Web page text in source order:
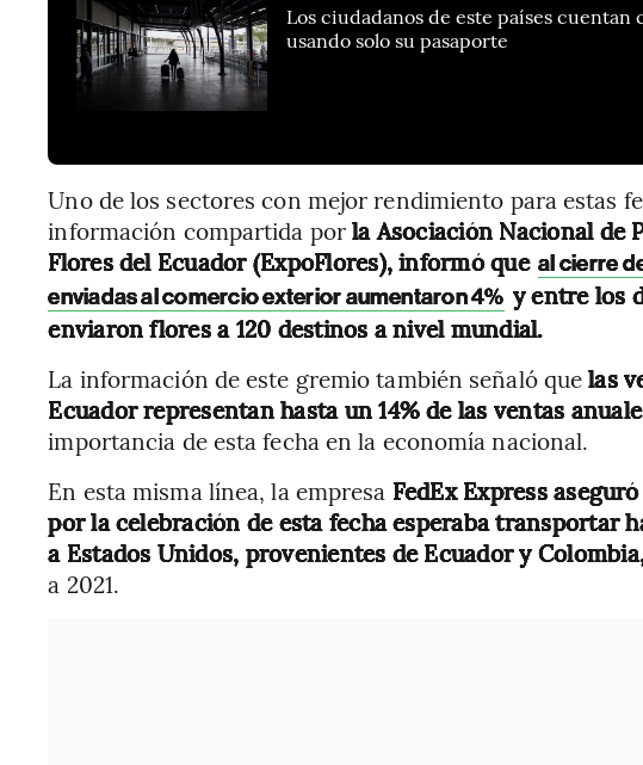
Los ciudadanos de este países cuentan
usando solo su pasaporte
Uno de los sectores con mejor rendimiento para estas
información compartida porla Asociación Nacional de
Flores del Ecuador (ExpoFlores), informó que al cierre
enviadas al comercio exterior aumentaron 4% y entre los
enviaron flores a 120 destinos a nivel mundial.
La información de este gremio también señaló quelas
Ecuador representan hasta un 14% de las ventas
importancia de esta fecha en la economía nacional.
En esta misma línea, la empresa FedEx Express
por la celebración de esta fecha esperaba transportar
a Estados Unidos, provenientes de Ecuador y
a 2021.